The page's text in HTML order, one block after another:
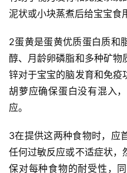
泥状或小块蒸煮后给宝宝食
2蛋黄是蛋黄优质蛋白质和
醇、月龄卵磷脂和多种矿物
锌对于宝宝的脑发育和免疫
胡萝应确保蛋白没有混入
应。
3在提供这两种食物时，应
任何过敏反应或不适症状，
保对每种食物的耐受性，